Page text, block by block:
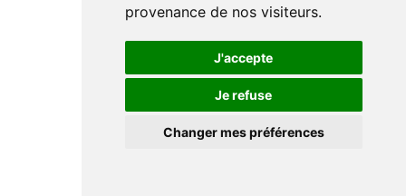
provenance de nos visiteurs.
J'accepte
Je refuse
Changer mes préférences